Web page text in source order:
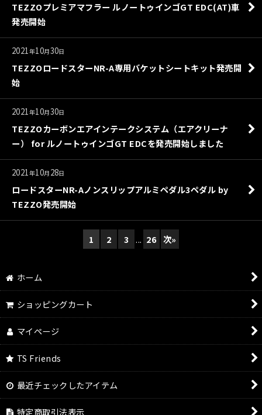
TEZZOプレミアマフラー ルノートゥインゴGT EDC(AT)車
発売開始
2021年10月30日
TEZZOロードスターNR-A専用バケットシートキット発売開
始
2021年10月30日
TEZZOカーボンエアインテークシステム（エアクリーナ
ー） for ルノートゥインゴGT EDCを発売開始しました
2021年10月 28日
ロードスターNR-Aノンスリップアルミペダル3ペダル by
TEZZO発売開始
1 2 3 ... 26 次»
ホーム
ショッピングカート
マイページ
TS Friends
最近チェックしたアイテム
特定商取引法表示